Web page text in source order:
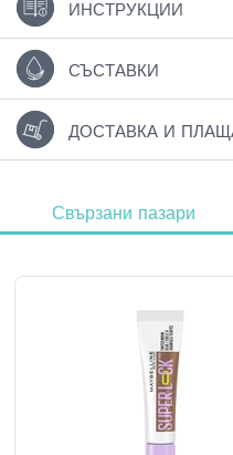
ИНСТРУКЦИИ
СЪСТАВКИ
ДОСТАВКА И
Свързани пазари